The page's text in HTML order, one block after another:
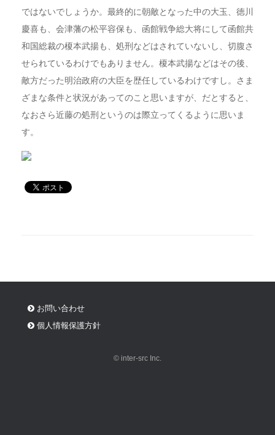
ではないでしょうか。最終的に朝敵となった中の大玉、徳川
慶喜も、会津藩の松平容保も、函館戦争総大将にして函館共
和国総裁の榎本武揚も、処刑などはされていないし、切腹さ
せられているわけでもありません。榎本武揚などはその後、
敵方だった明治政府の大臣を歴任しているわけですし。さま
ざまな条件と状況があってのこと思いますが、だとすると、
なおさら近藤の処刑というのは際立ってくるように思いま
す。
お問い合わせ
個人情報保護方針
© inter-src Inc.